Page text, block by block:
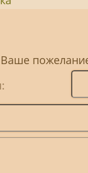
Ваше
имя: